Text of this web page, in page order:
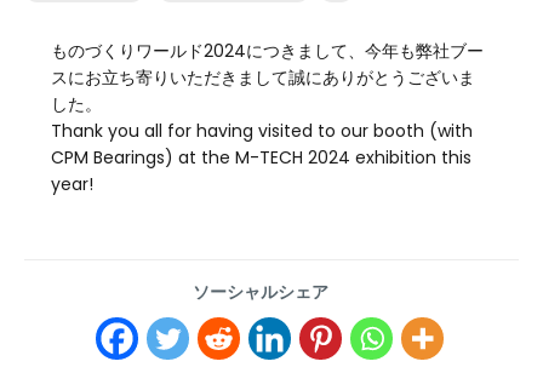
ものづくりワールド2024につきまして、今年も弊社ブー
スにお立ち寄りいただきまして誠にありがとうございま
した。
Thank you all for having visited to our booth (with
CPM Bearings) at the M-TECH 2024 exhibition this
year!
ソーシャルシェア